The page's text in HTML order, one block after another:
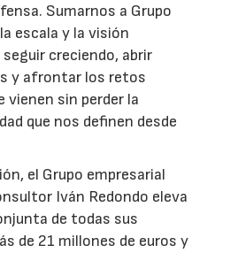
Sumarnos a Grupo
escala y la visión
creciendo, abrir
y afrontar los retos
vienen sin perder la
que nos definen desde
el Grupo empresarial
Iván Redondo eleva
de todas sus
de 21 millones de euros y